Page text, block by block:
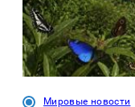
Мировые новости